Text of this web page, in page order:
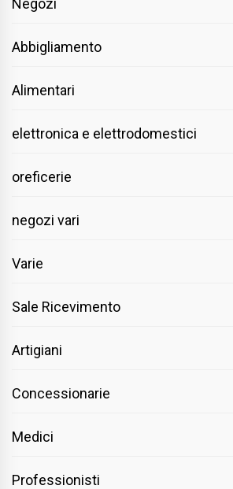
Negozi
Abbigliamento
Alimentari
elettronica e elettrodomestici
oreficerie
negozi vari
Varie
Sale Ricevimento
Artigiani
Concessionarie
Medici
Professionisti